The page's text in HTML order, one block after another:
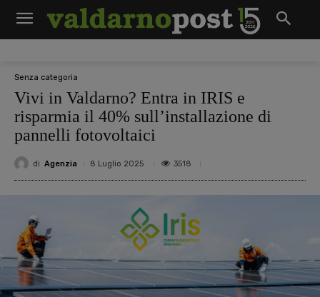
Senza categoria
Vivi in Valdarno? Entra in IRIS e
risparmia il 40% sull’installazione di
pannelli fotovoltaici
di Agenzia 8 Luglio 2025 3518